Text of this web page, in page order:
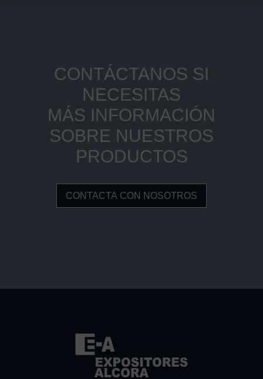
CONTÁCTANOS SI
NECESITAS
MÁS INFORMACIÓN
SOBRE NUESTROS
PRODUCTOS
CONTACTA CON NOSOTROS